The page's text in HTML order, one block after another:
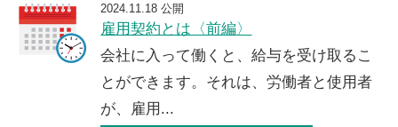
2024.11.18 公開
雇用契約とは〈前編〉
会社に入って働くと、給与を受け取るこ
とができます。それは、労働者と使用者
が、雇用...